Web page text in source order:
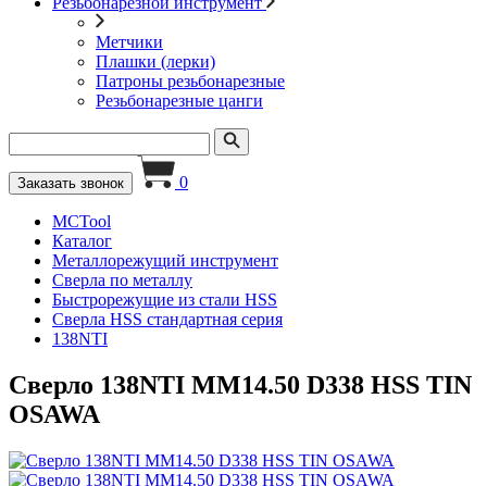
Метчики
Плашки (лерки)
Патроны резьбонарезные
Резьбонарезные цанги
Заказать звонок 0
MCTool
Каталог
Металлорежущий инструмент
Сверла по металлу
Быстрорежущие из стали HSS
Сверла HSS стандартная серия
138NTI
Сверло 138NTI MM14.50 D338 HSS TIN
OSAWA